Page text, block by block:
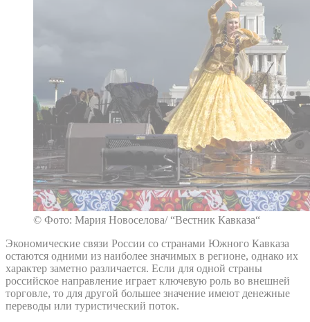
© Фото: Мария Новоселова/ “Вестник Кавказа“
Экономические связи России со странами Южного Кавказа
остаются одними из наиболее значимых в регионе, однако их
характер заметно различается. Если для одной страны
российское направление играет ключевую роль во внешней
торговле, то для другой большее значение имеют денежные
переводы или туристический поток.